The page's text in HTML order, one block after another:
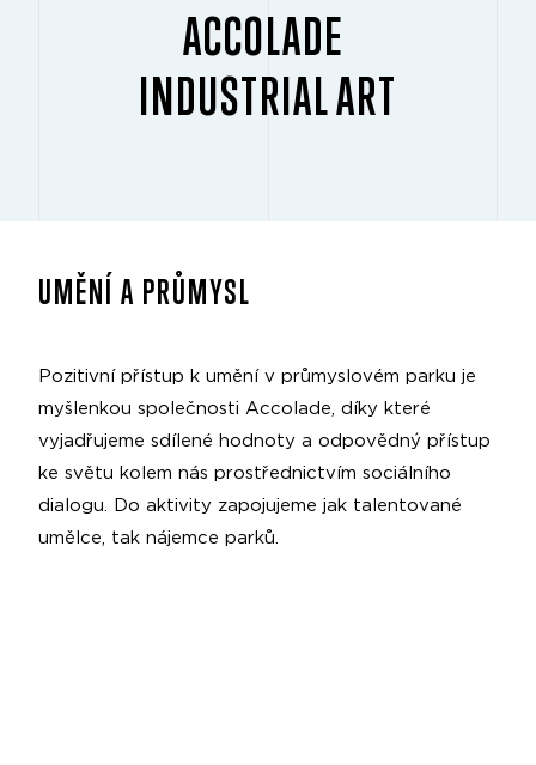
ACCOLADE
INDUSTRIAL ART
UMĚNÍ A PRŮMYSL
Pozitivní přístup k umění v průmyslovém parku je
myšlenkou společnosti Accolade, díky které
vyjadřujeme sdílené hodnoty a odpovědný přístup
ke světu kolem nás prostřednictvím sociálního
dialogu. Do aktivity zapojujeme jak talentované
umělce, tak nájemce parků.